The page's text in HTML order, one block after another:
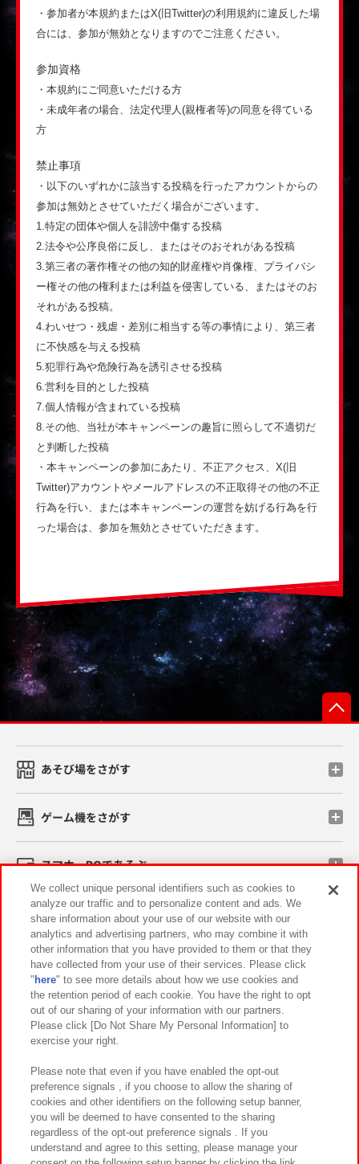
・参加者が本規約またはX(旧Twitter)の利用規約に違反した場
合には、参加が無効となりますのでご注意ください。
参加資格
・本規約にご同意いただける方
・未成年者の場合、法定代理人(親権者等)の同意を得ている
方
禁止事項
・以下のいずれかに該当する投稿を行ったアカウントからの
参加は無効とさせていただく場合がございます。
1.特定の団体や個人を誹謗中傷する投稿
2.法令や公序良俗に反し、またはそのおそれがある投稿
3.第三者の著作権その他の知的財産権や肖像権、プライバシ
ー権その他の権利または利益を侵害している、またはそのお
それがある投稿。
4.わいせつ・残虐・差別に相当する等の事情により、第三者
に不快感を与える投稿
5.犯罪行為や危険行為を誘引させる投稿
6.営利を目的とした投稿
7.個人情報が含まれている投稿
8.その他、当社が本キャンペーンの趣旨に照らして不適切だ
と判断した投稿
・本キャンペーンの参加にあたり、不正アクセス、X(旧
Twitter)アカウントやメールアドレスの不正取得その他の不正
行為を行い、または本キャンペーンの運営を妨げる行為を行
った場合は、参加を無効とさせていただきます。
あそび場をさがす
ゲーム機をさがす
スマホ・PCであそぶ
イベント・キャンペーン
関連会社 サステナビリティ サイトポリシー
プライバシーポリシー ウェブアクセシビリティ方針と検証結果
お取引先さまとともに
カスタマーハラスメント対応方針 よくあるご質問・お問い合わせ
We collect unique personal identifiers such as cookies to
analyze our traffic and to personalize content and ads. We
share information about your use of our website with our
analytics and advertising partners, who may combine it with
other information that you have provided to them or that they
have collected from your use of their services. Please click
" here" to see more details about how we use cookies and
the retention period of each cookie. You have the right to opt
out of our sharing of your information with our partners.
Please click [Do Not Share My Personal Information] to
exercise your right.
Please note that even if you have enabled the opt-out
preference signals , if you choose to allow the sharing of
cookies and other identifiers on the following setup banner,
you will be deemed to have consented to the sharing
regardless of the opt-out preference signals . If you
understand and agree to this setting, please manage your